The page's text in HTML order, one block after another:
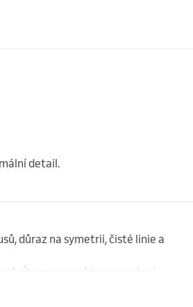
detail.
důraz na symetrii, čisté linie a
Úprava vousů bez napaření.